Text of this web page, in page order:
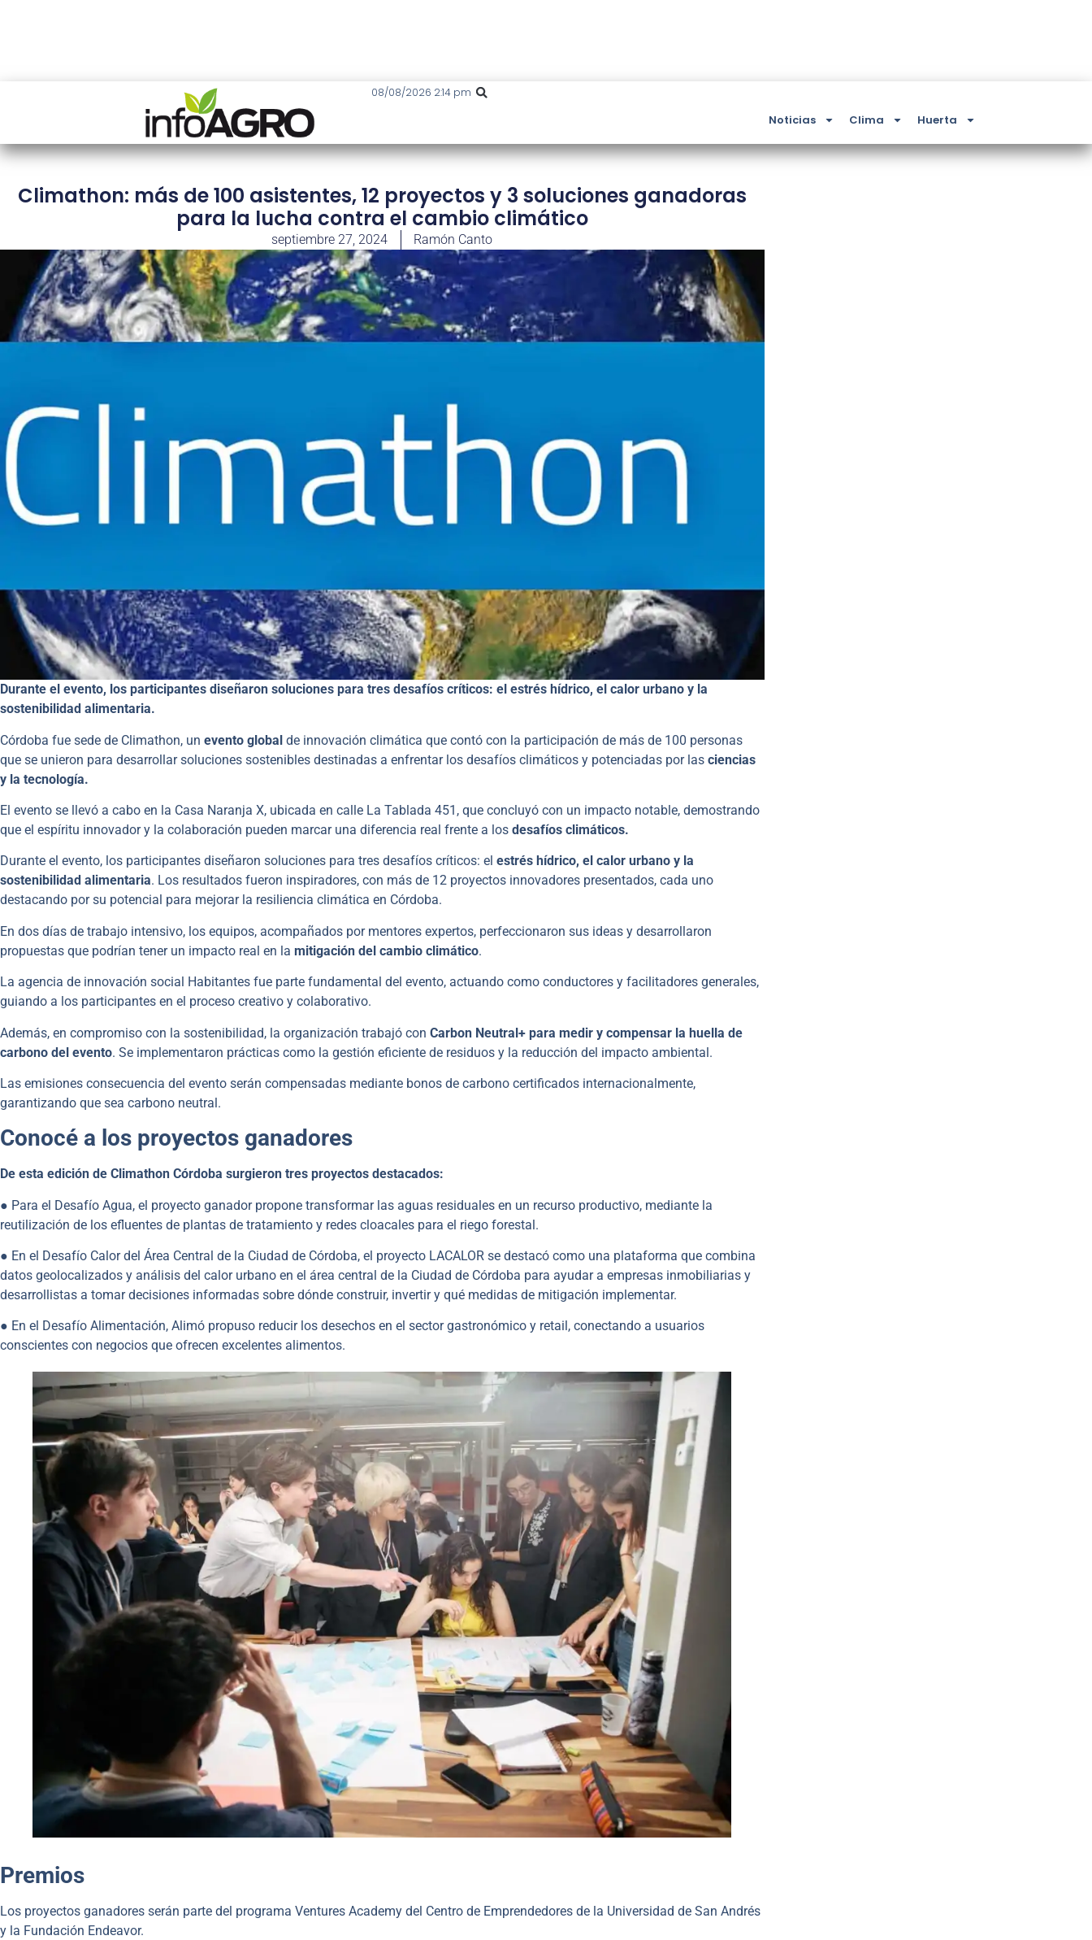
08/08/2026 2:14 pm
Noticias Clima Huerta
Climathon: más de 100 asistentes, 12 proyectos y 3 soluciones ganadoras
para la lucha contra el cambio climático
septiembre 27, 2024 Ramón Canto
Durante el evento, los participantes diseñaron soluciones para tres desafíos críticos: el estrés hídrico, el calor urbano y la
sostenibilidad alimentaria.
Córdoba fue sede de Climathon, un evento global de innovación climática que contó con la participación de más de 100 personas
que se unieron para desarrollar soluciones sostenibles destinadas a enfrentar los desafíos climáticos y potenciadas por las ciencias
y la tecnología.
El evento se llevó a cabo en la Casa Naranja X, ubicada en calle La Tablada 451, que concluyó con un impacto notable, demostrando
que el espíritu innovador y la colaboración pueden marcar una diferencia real frente a los desafíos climáticos.
Durante el evento, los participantes diseñaron soluciones para tres desafíos críticos: el estrés hídrico, el calor urbano y la
sostenibilidad alimentaria. Los resultados fueron inspiradores, con más de 12 proyectos innovadores presentados, cada uno
destacando por su potencial para mejorar la resiliencia climática en Córdoba.
En dos días de trabajo intensivo, los equipos, acompañados por mentores expertos, perfeccionaron sus ideas y desarrollaron
propuestas que podrían tener un impacto real en la mitigación del cambio climático.
La agencia de innovación social Habitantes fue parte fundamental del evento, actuando como conductores y facilitadores generales,
guiando a los participantes en el proceso creativo y colaborativo.
Además, en compromiso con la sostenibilidad, la organización trabajó con Carbon Neutral+ para medir y compensar la huella de
carbono del evento. Se implementaron prácticas como la gestión eficiente de residuos y la reducción del impacto ambiental.
Las emisiones consecuencia del evento serán compensadas mediante bonos de carbono certificados internacionalmente,
garantizando que sea carbono neutral.
Conocé a los proyectos ganadores
De esta edición de Climathon Córdoba surgieron tres proyectos destacados:
● Para el Desafío Agua, el proyecto ganador propone transformar las aguas residuales en un recurso productivo, mediante la
reutilización de los efluentes de plantas de tratamiento y redes cloacales para el riego forestal.
● En el Desafío Calor del Área Central de la Ciudad de Córdoba, el proyecto LACALOR se destacó como una plataforma que combina
datos geolocalizados y análisis del calor urbano en el área central de la Ciudad de Córdoba para ayudar a empresas inmobiliarias y
desarrollistas a tomar decisiones informadas sobre dónde construir, invertir y qué medidas de mitigación implementar.
● En el Desafío Alimentación, Alimó propuso reducir los desechos en el sector gastronómico y retail, conectando a usuarios
conscientes con negocios que ofrecen excelentes alimentos.
Premios
Los proyectos ganadores serán parte del programa Ventures Academy del Centro de Emprendedores de la Universidad de San Andrés
y la Fundación Endeavor.